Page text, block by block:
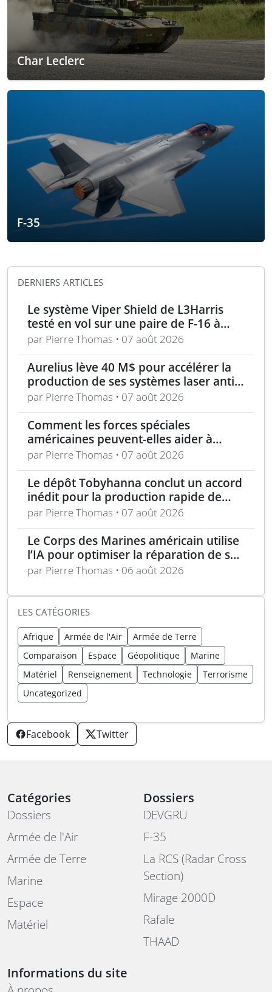
Char Leclerc
F-35
DERNIERS ARTICLES
Le système Viper Shield de L3Harris
testé en vol sur une paire de F-16 à
Edwards AFB
par Pierre Thomas • 07 août 2026
Aurelius lève 40 M$ pour accélérer la
production de ses systèmes laser anti-
drones
par Pierre Thomas • 07 août 2026
Comment les forces spéciales
américaines peuvent-elles aider à
repousser la Chine à Taïwan ?
par Pierre Thomas • 07 août 2026
Le dépôt Tobyhanna conclut un accord
inédit pour la production rapide de
composants de sUAS
par Pierre Thomas • 07 août 2026
Le Corps des Marines américain utilise
l’IA pour optimiser la réparation de ses
équipements
par Pierre Thomas • 06 août 2026
LES CATÉGORIES
Afrique Armée de l'Air
Armée de Terre
Comparaison
Espace Géopolitique
Marine
Matériel
Renseignement Technologie
Terrorisme
Uncategorized
Facebook Twitter
Catégories
Dossiers
Armée de l'Air
Armée de Terre
Marine
Espace
Matériel
Dossiers
DEVGRU
F-35
La RCS (Radar Cross
Section)
Mirage 2000D
Rafale
THAAD
Informations du site